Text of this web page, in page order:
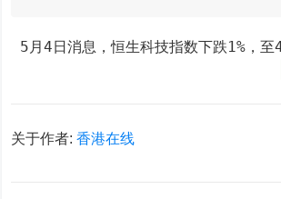
5月4日消息，恒生科技指数下跌1%，
关于作者:香港在线